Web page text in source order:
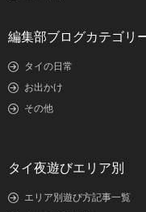
編集部ブログカテゴリ
タイの日常
お出かけ
その他
タイ夜遊びエリア別
エリア別遊び方記事一覧